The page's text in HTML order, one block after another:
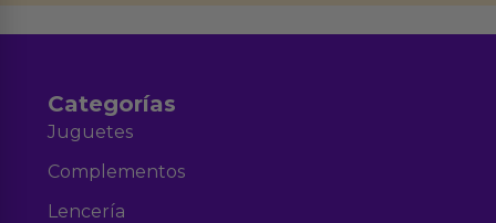
Categorías
Juguetes
Complementos
Lencería